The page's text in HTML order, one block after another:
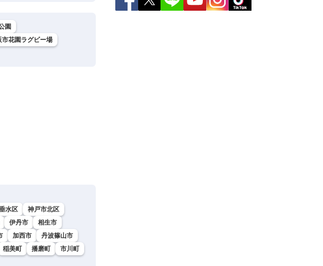
園
市花園ラグビー場
水区
神戸市北区
伊丹市
相生市
加西市
丹波篠山市
稲美町 播磨町
市川町